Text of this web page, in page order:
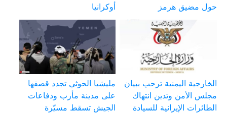
حول مضيق هرمز
أوكرانيا
الخارجية اليمنية ترحب ببيان
مجلس الأمن وتدين انتهاك
الطائرات الإيرانية للسيادة
مليشيا الحوثي تجدد قصفها
على مدينة مأرب ودفاعات
الجيش تسقط مسيّرة